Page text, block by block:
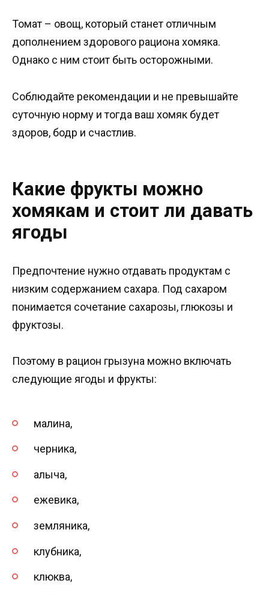
Томат – овощ, который станет отличным
дополнением здорового рациона хомяка.
Однако с ним стоит быть осторожными.
Соблюдайте рекомендации и не превышайте
суточную норму и тогда ваш хомяк будет
здоров, бодр и счастлив.
Какие фрукты можно
хомякам и стоит ли давать
ягоды
Предпочтение нужно отдавать продуктам с
низким содержанием сахара. Под сахаром
понимается сочетание сахарозы, глюкозы и
фруктозы.
Поэтому в рацион грызуна можно включать
следующие ягоды и фрукты:
малина,
черника,
алыча,
ежевика,
земляника,
клубника,
клюква,